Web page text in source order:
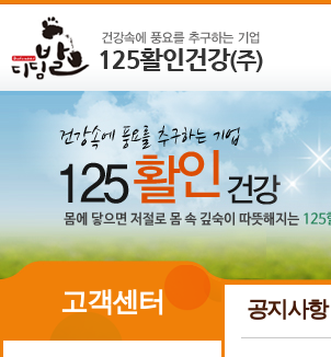
고객센터 공지사항